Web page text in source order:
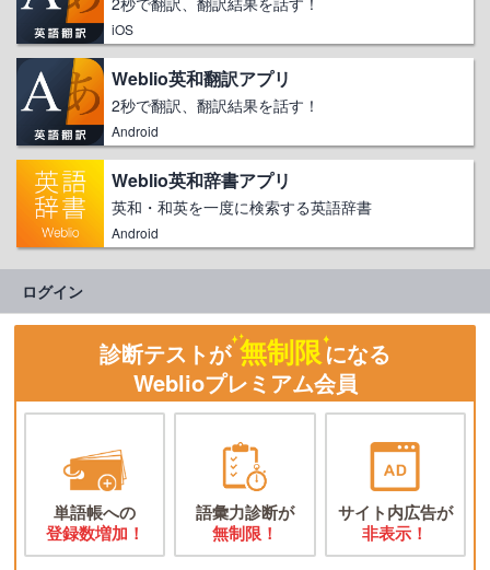
iOS
Weblio英和翻訳アプリ
2秒で翻訳、翻訳結果を話す！
Android
Weblio英和辞書アプリ
英和・和英を一度に検索する英語辞書
Android
ログイン
診断テストが 無制限になる
Weblioプレミアム会員
単語帳への
登録数増加！
語彙力診断が
無制限！
サイト内広告が
非表示！